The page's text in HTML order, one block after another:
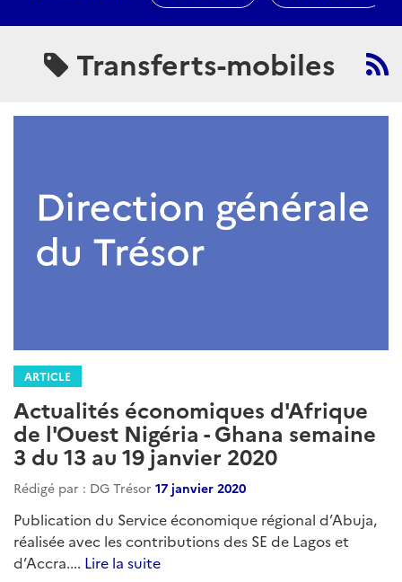
Transferts-mobiles
ARTICLE
Actualités économiques d'Afrique
de l'Ouest Nigéria - Ghana semaine
3 du 13 au 19 janvier 2020
Rédigé par : DG Trésor 17 janvier 2020
Publication du Service économique régional d’Abuja,
réalisée avec les contributions des SE de Lagos et
d’Accra.... Lire la suite